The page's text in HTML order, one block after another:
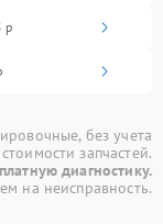
р
без учета
стоимости запчастей.
диагностику.
на неисправность.